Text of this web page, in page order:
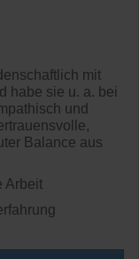
mit
habe sie u. a. bei
und
Balance aus
Arbeit